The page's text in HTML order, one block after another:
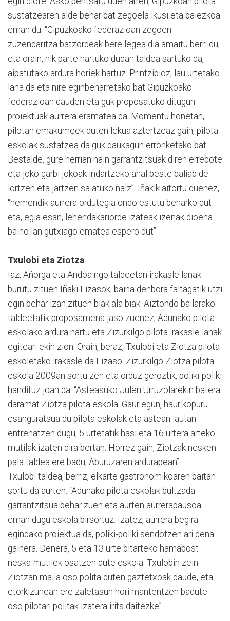
sustatzearen alde behar bat zegoela ikusi eta baiezkoa
eman du: “Gipuzkoako federazioan zegoen
zuzendaritza batzordeak bere legealdia amaitu berri du,
eta orain, nik parte hartuko dudan taldea sartuko da,
aipatutako ardura horiek hartuz. Printzipioz, lau urtetako
lana da eta nire eginbeharretako bat Gipuzkoako
federazioan dauden eta guk proposatuko ditugun
proiektuak aurrera eramatea da. Momentu honetan,
pilotan emakumeek duten lekua aztertzeaz gain, pilota
eskolak sustatzea da guk daukagun erronketako bat.
Bestalde, gure herrian hain garrantzitsuak diren errebote
eta joko garbi jokoak indartzeko ahal beste baliabide
lortzen eta jartzen saiatuko naiz”. Iñakik aitortu duenez,
“hemendik aurrera ordutegia ondo estutu beharko dut
eta, egia esan, lehendakariorde izateak izenak dioena
baino lan gutxiago ematea espero dut”.
Txulobi eta Ziotza
Iaz, Añorga eta Andoaingo taldeetan irakasle lanak
burutu zituen Iñaki Lizasok, baina denbora faltagatik utzi
egin behar izan zituen biak ala biak. Aiztondo bailarako
taldeetatik proposamena jaso zuenez, Adunako pilota
eskolako ardura hartu eta Zizurkilgo pilota irakasle lanak
egiteari ekin zion. Orain, beraz, Txulobi eta Ziotza pilota
eskoletako irakasle da Lizaso. Zizurkilgo Ziotza pilota
eskola 2009an sortu zen eta orduz geroztik, poliki-poliki
handituz joan da: “Asteasuko Julen Urruzolarekin batera
daramat Ziotza pilota eskola. Gaur egun, haur kopuru
esanguratsua du pilota eskolak eta astean lautan
entrenatzen dugu; 5 urtetatik hasi eta 16 urtera arteko
mutilak izaten dira bertan. Horrez gain, Ziotzak nesken
pala taldea ere badu, Aburuzaren ardurapean”.
Txulobi taldea, berriz, elkarte gastronomikoaren baitan
sortu da aurten: “Adunako pilota eskolak bultzada
garrantzitsua behar zuen eta aurten aurrerapausoa
eman dugu eskola birsortuz. Izatez, aurrera begira
egindako proiektua da, poliki-poliki sendotzen ari dena
gainera. Denera, 5 eta 13 urte bitarteko hamabost
neska-mutilek osatzen dute eskola. Txulobin zein
Ziotzan maila oso polita duten gaztetxoak daude, eta
etorkizunean ere zaletasun hori mantentzen badute
oso pilotari politak izatera irits daitezke”.